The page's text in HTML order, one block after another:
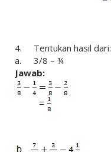
4.
Tentukan hasil dari:
a.
3/8 – ¼
Jawab: